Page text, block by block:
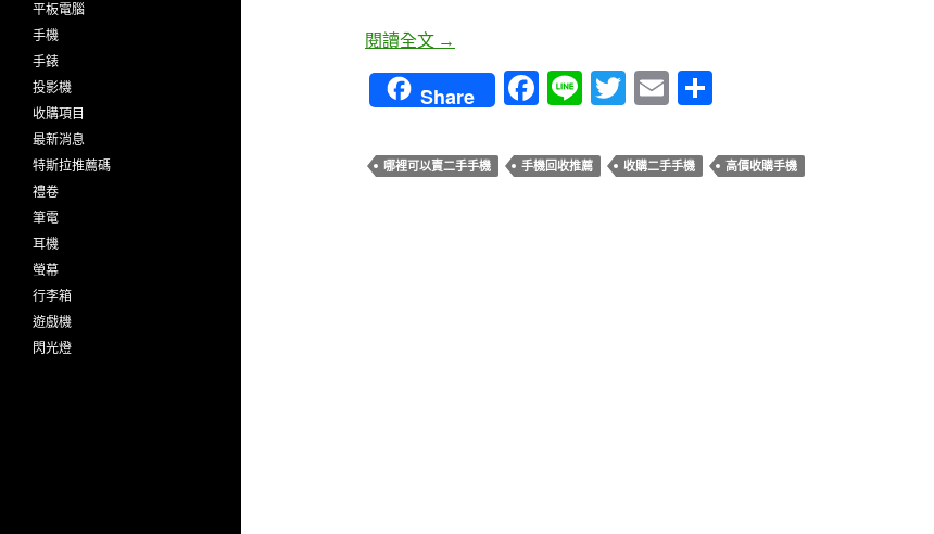
閱讀全文 手機回收推薦平台2024：青蘋果3C的安全與信賴
→
Share
F
e
b
Li
e
T
itt
er
E
ail
哪裡可以賣二手手機 手機回收推薦 收購二手手機 高價收購手機
平板電腦
手機
手錶
投影機
收購項目
最新消息
特斯拉推薦碼
禮卷
筆電
耳機
螢幕
行李箱
遊戲機
閃光燈